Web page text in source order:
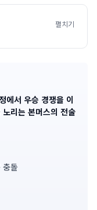
펼치기
에서 우승 경쟁을 이
리는 본머스의 전술
충돌